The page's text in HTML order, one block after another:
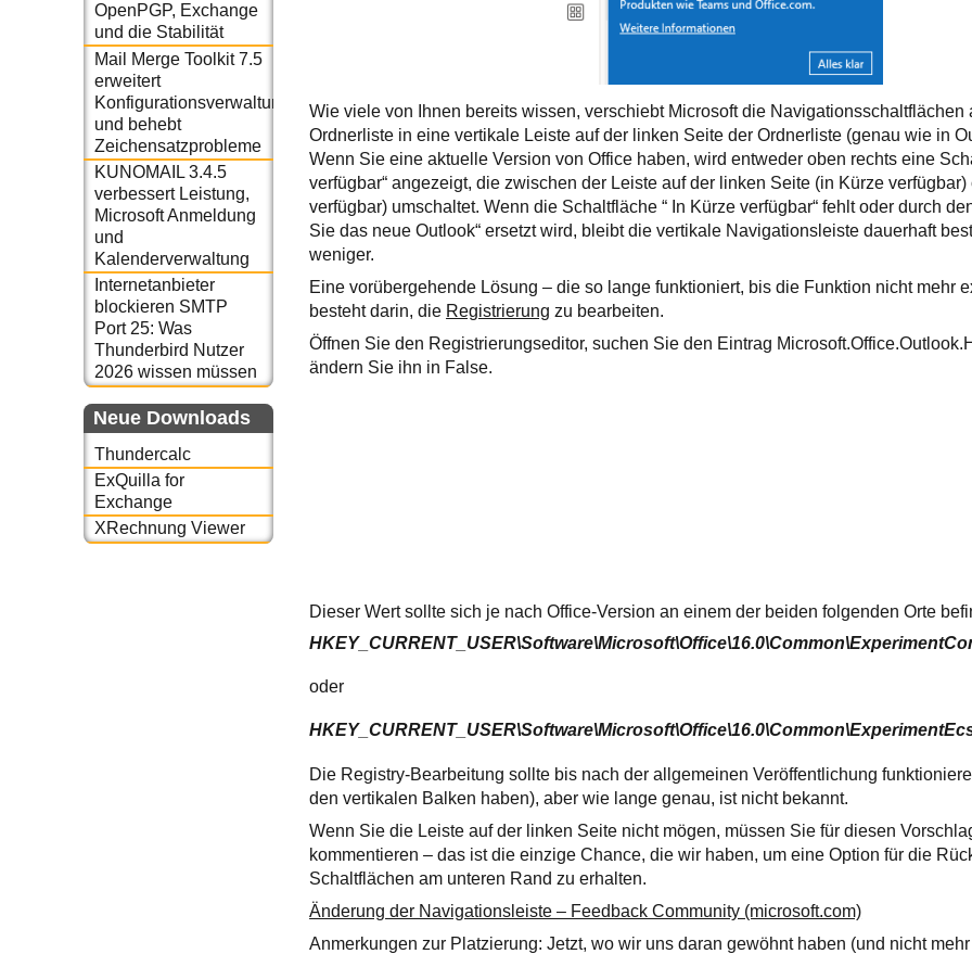
OpenPGP, Exchange
und die Stabilität
Mail Merge Toolkit 7.5
erweitert
Konfigurationsverwaltung
und behebt
Zeichensatzprobleme
KUNOMAIL 3.4.5
verbessert Leistung,
Microsoft Anmeldung
und
Kalenderverwaltung
Internetanbieter
blockieren SMTP
Port 25: Was
Thunderbird Nutzer
2026 wissen müssen
Neue Downloads
Thundercalc
ExQuilla for
Exchange
XRechnung Viewer
Wie viele von Ihnen bereits wissen, verschiebt Microsoft die Navigationsschaltflächen
Ordnerliste in eine vertikale Leiste auf der linken Seite der Ordnerliste (genau wie in
Wenn Sie eine aktuelle Version von Office haben, wird entweder oben rechts eine
verfügbar“ angezeigt, die zwischen der Leiste auf der linken Seite (in Kürze
verfügbar) umschaltet. Wenn die Schaltfläche “ In Kürze verfügbar“ fehlt oder durch
Sie das neue Outlook“ ersetzt wird, bleibt die vertikale Navigationsleiste dauerhaft
weniger.
Eine vorübergehende Lösung – die so lange funktioniert, bis die Funktion nicht mehr
besteht darin, die Registrierung zu bearbeiten.
Öffnen Sie den Registrierungseditor, suchen Sie den Eintrag
ändern Sie ihn in False.
Dieser Wert sollte sich je nach Office-Version an einem der beiden folgenden Orte
oder
Die Registry-Bearbeitung sollte bis nach der allgemeinen Veröffentlichung
den vertikalen Balken haben), aber wie lange genau, ist nicht bekannt.
Wenn Sie die Leiste auf der linken Seite nicht mögen, müssen Sie für diesen
kommentieren – das ist die einzige Chance, die wir haben, um eine Option für die
Schaltflächen am unteren Rand zu erhalten.
Änderung der Navigationsleiste – Feedback Community (microsoft.com)
Anmerkungen zur Platzierung: Jetzt, wo wir uns daran gewöhnt haben (und nicht